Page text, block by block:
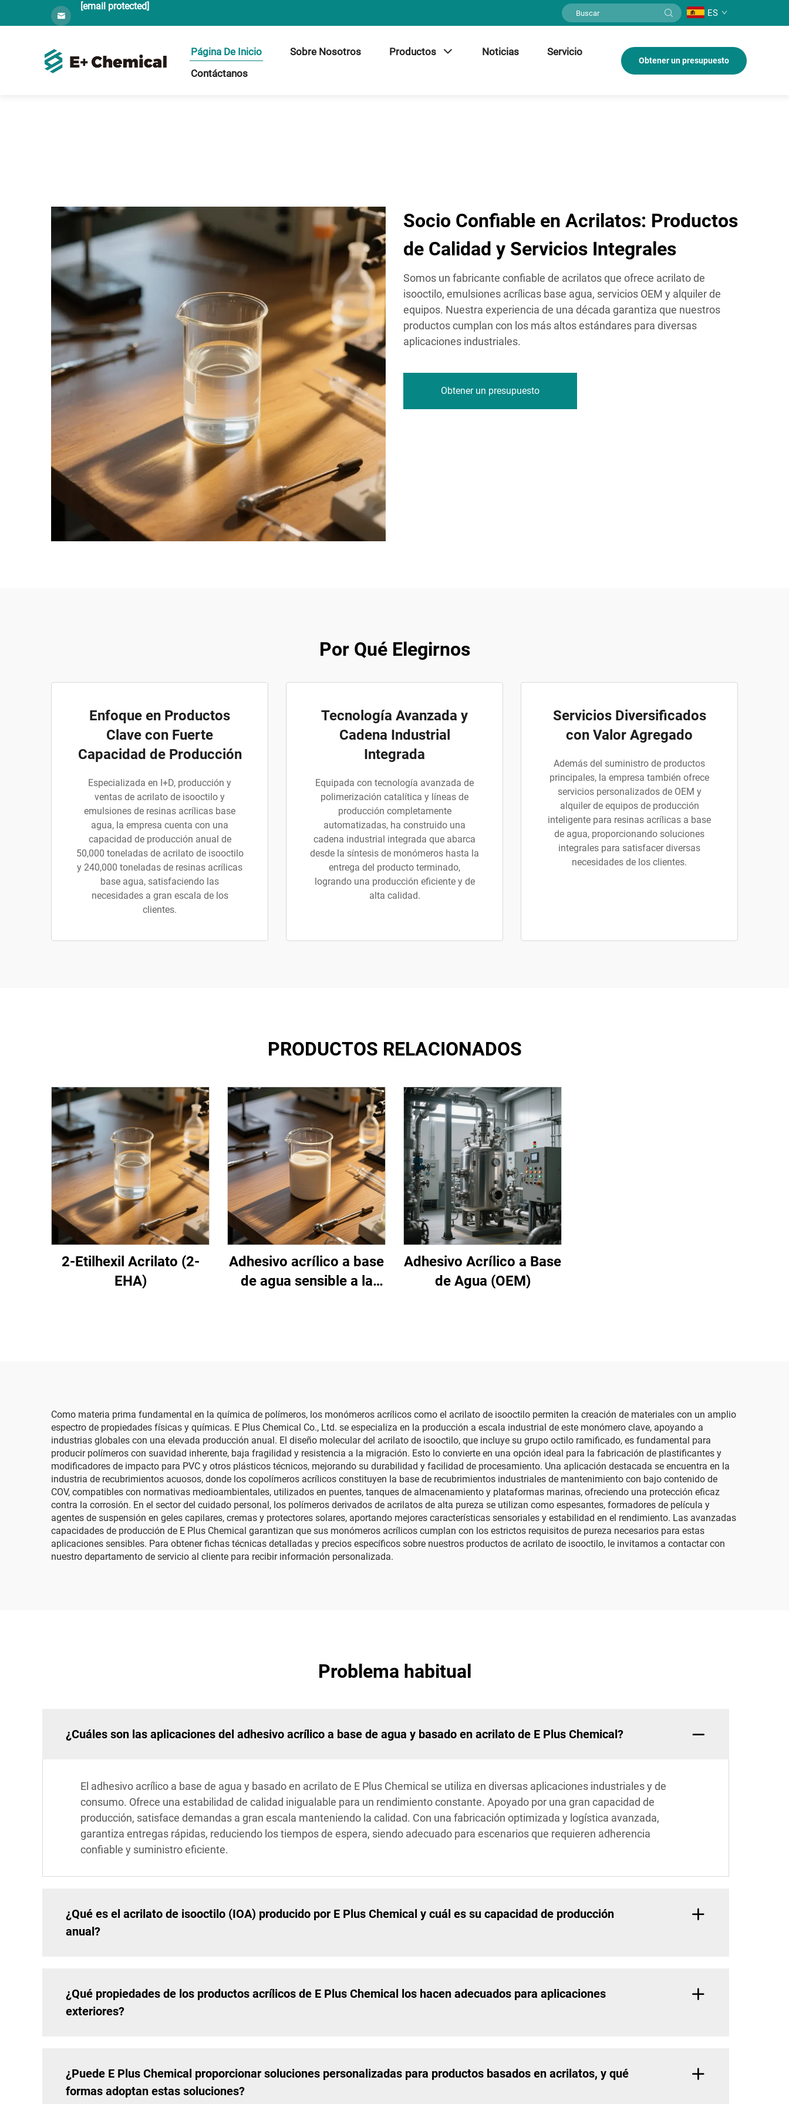
[email protected]
ES
Página De Inicio Sobre Nosotros Productos Noticias
Servicio
Contáctanos
Obtener un presupuesto
Socio Confiable en Acrilatos: Productos
de Calidad y Servicios Integrales
Somos un fabricante confiable de acrilatos que ofrece acrilato de
isooctilo, emulsiones acrílicas base agua, servicios OEM y alquiler de
equipos. Nuestra experiencia de una década garantiza que nuestros
productos cumplan con los más altos estándares para diversas
aplicaciones industriales.
Obtener un presupuesto
Por Qué Elegirnos
Enfoque en Productos
Clave con Fuerte
Capacidad de Producción
Especializada en I+D, producción y
ventas de acrilato de isooctilo y
emulsiones de resinas acrílicas base
agua, la empresa cuenta con una
capacidad de producción anual de
50,000 toneladas de acrilato de isooctilo
y 240,000 toneladas de resinas acrílicas
base agua, satisfaciendo las
necesidades a gran escala de los
clientes.
Tecnología Avanzada y
Cadena Industrial
Integrada
Equipada con tecnología avanzada de
polimerización catalítica y líneas de
producción completamente
automatizadas, ha construido una
cadena industrial integrada que abarca
desde la síntesis de monómeros hasta la
entrega del producto terminado,
logrando una producción eficiente y de
alta calidad.
Servicios Diversificados
con Valor Agregado
Además del suministro de productos
principales, la empresa también ofrece
servicios personalizados de OEM y
alquiler de equipos de producción
inteligente para resinas acrílicas a base
de agua, proporcionando soluciones
integrales para satisfacer diversas
necesidades de los clientes.
PRODUCTOS RELACIONADOS
2-Etilhexil Acrilato (2-
EHA)
Adhesivo acrílico a base
de agua sensible a la
Adhesivo Acrílico a Base
de Agua (OEM)
Como materia prima fundamental en la química de polímeros, los monómeros acrílicos como el acrilato de isooctilo permiten la creación de materiales con un amplio
espectro de propiedades físicas y químicas. E Plus Chemical Co., Ltd. se especializa en la producción a escala industrial de este monómero clave, apoyando a
industrias globales con una elevada producción anual. El diseño molecular del acrilato de isooctilo, que incluye su grupo octilo ramificado, es fundamental para
producir polímeros con suavidad inherente, baja fragilidad y resistencia a la migración. Esto lo convierte en una opción ideal para la fabricación de plastificantes y
modificadores de impacto para PVC y otros plásticos técnicos, mejorando su durabilidad y facilidad de procesamiento. Una aplicación destacada se encuentra en la
industria de recubrimientos acuosos, donde los copolímeros acrílicos constituyen la base de recubrimientos industriales de mantenimiento con bajo contenido de
COV, compatibles con normativas medioambientales, utilizados en puentes, tanques de almacenamiento y plataformas marinas, ofreciendo una protección eficaz
contra la corrosión. En el sector del cuidado personal, los polímeros derivados de acrilatos de alta pureza se utilizan como espesantes, formadores de película y
agentes de suspensión en geles capilares, cremas y protectores solares, aportando mejores características sensoriales y estabilidad en el rendimiento. Las avanzadas
capacidades de producción de E Plus Chemical garantizan que sus monómeros acrílicos cumplan con los estrictos requisitos de pureza necesarios para estas
aplicaciones sensibles. Para obtener fichas técnicas detalladas y precios específicos sobre nuestros productos de acrilato de isooctilo, le invitamos a contactar con
nuestro departamento de servicio al cliente para recibir información personalizada.
Problema habitual
¿Cuáles son las aplicaciones del adhesivo acrílico a base de agua y basado en acrilato de E Plus Chemical?
El adhesivo acrílico a base de agua y basado en acrilato de E Plus Chemical se utiliza en diversas aplicaciones industriales y de
consumo. Ofrece una estabilidad de calidad inigualable para un rendimiento constante. Apoyado por una gran capacidad de
producción, satisface demandas a gran escala manteniendo la calidad. Con una fabricación optimizada y logística avanzada,
garantiza entregas rápidas, reduciendo los tiempos de espera, siendo adecuado para escenarios que requieren adherencia
confiable y suministro eficiente.
¿Qué es el acrilato de isooctilo (IOA) producido por E Plus Chemical y cuál es su capacidad de producción
anual?
¿Qué propiedades de los productos acrílicos de E Plus Chemical los hacen adecuados para aplicaciones
exteriores?
¿Puede E Plus Chemical proporcionar soluciones personalizadas para productos basados en acrilatos, y qué
formas adoptan estas soluciones?